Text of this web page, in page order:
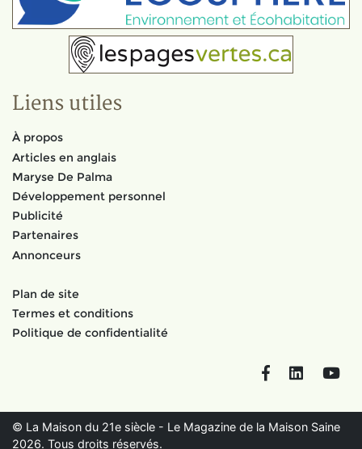
Liens utiles
À propos
Articles en anglais
Maryse De Palma
Développement personnel
Publicité
Partenaires
Annonceurs
Plan de site
Termes et conditions
Politique de confidentialité
FacebookLinkedIn
© La Maison du 21e siècle - Le Magazine de la Maison Saine
2026. Tous droits réservés.